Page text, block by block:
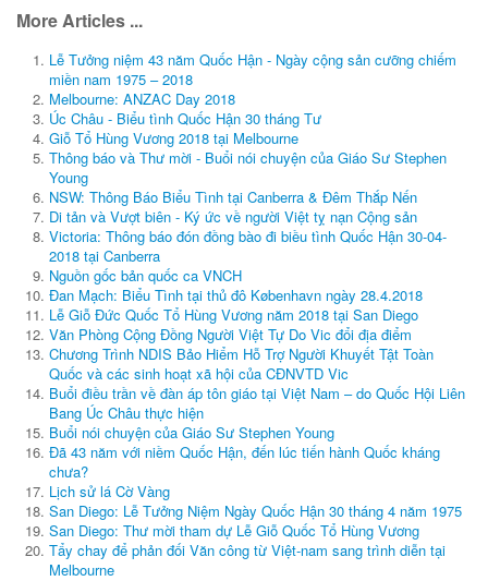
More Articles ...
Lễ Tưởng niệm 43 năm Quốc Hận - Ngày cộng sản cưỡng chiếm
miền nam 1975 – 2018
Melbourne: ANZAC Day 2018
Úc Châu - Biểu tình Quốc Hận 30 tháng Tư
Giỗ Tổ Hùng Vương 2018 tại Melbourne
Thông báo và Thư mời - Buổi nói chuyện của Giáo Sư Stephen
Young
NSW: Thông Báo Biểu Tình tại Canberra & Đêm Thắp Nến
Di tản và Vượt biên - Ký ức về người Việt tỵ nạn Cộng sản
Victoria: Thông báo đón đồng bào đi biều tình Quốc Hận 30-04-
2018 tại Canberra
Nguồn gốc bản quốc ca VNCH
Đan Mạch: Biểu Tình tại thủ đô København ngày 28.4.2018
Lễ Giỗ Đức Quốc Tổ Hùng Vương năm 2018 tại San Diego
Văn Phòng Cộng Đồng Người Việt Tự Do Vic đổi địa điểm
Chương Trình NDIS Bảo Hiểm Hỗ Trợ Người Khuyết Tật Toàn
Quốc và các sinh hoạt xã hội của CĐNVTD Vic
Buổi điều trần về đàn áp tôn giáo tại Việt Nam – do Quốc Hội Liên
Bang Úc Châu thực hiện
Buổi nói chuyện của Giáo Sư Stephen Young
Đã 43 năm với niềm Quốc Hận, đến lúc tiến hành Quốc kháng
chưa?
Lịch sử lá Cờ Vàng
San Diego: Lễ Tưởng Niệm Ngày Quốc Hận 30 tháng 4 năm 1975
San Diego: Thư mời tham dự Lễ Giỗ Quốc Tổ Hùng Vương
Tẩy chay để phản đối Văn công từ Việt-nam sang trình diễn tại
Melbourne